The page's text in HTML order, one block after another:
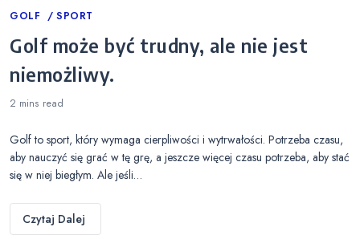
Categories
GOLF SPORT
Golf może być trudny, ale nie jest
niemożliwy.
2 mins read
Golf to sport, który wymaga cierpliwości i wytrwałości. Potrzeba czasu,
aby nauczyć się grać w tę grę, a jeszcze więcej czasu potrzeba, aby stać
się w niej biegłym. Ale jeśli…
Czytaj Dalej